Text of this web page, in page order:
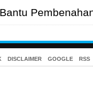
DISCLAIMER GOOGLE RSS